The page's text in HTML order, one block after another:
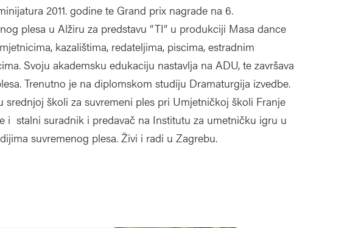
2011. godine te Grand prix nagrade na 6.
plesa u Alžiru za predstavu ”TI” u produkciji Masa dance
kazalištima, redateljima, piscima, estradnim
Svoju akademsku edukaciju nastavlja na ADU, te završava
Trenutno je na diplomskom studiju Dramaturgija izvedbe.
srednjoj školi za suvremeni ples pri Umjetničkoj školi Franje
i stalni suradnik i predavač na Institutu za umetničku igru u
suvremenog plesa. Živi i radi u Zagrebu.